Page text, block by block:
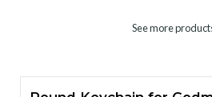
See more